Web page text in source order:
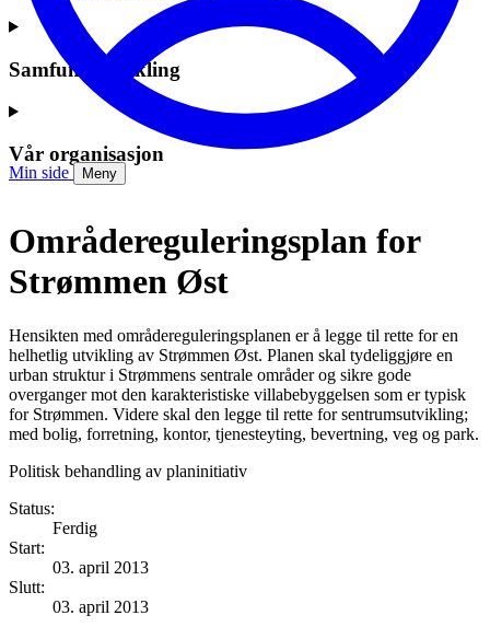
Min side Meny
Samfunnsutvikling
Vår organisasjon
Områdereguleringsplan for
Strømmen Øst
Hensikten med områdereguleringsplanen er å legge til rette for en
helhetlig utvikling av Strømmen Øst. Planen skal tydeliggjøre en
urban struktur i Strømmens sentrale områder og sikre gode
overganger mot den karakteristiske villabebyggelsen som er typisk
for Strømmen. Videre skal den legge til rette for sentrumsutvikling;
med bolig, forretning, kontor, tjenesteyting, bevertning, veg og park.
Politisk behandling av planinitiativ
Status:
Ferdig
Start:
03. april 2013
Slutt:
03. april 2013